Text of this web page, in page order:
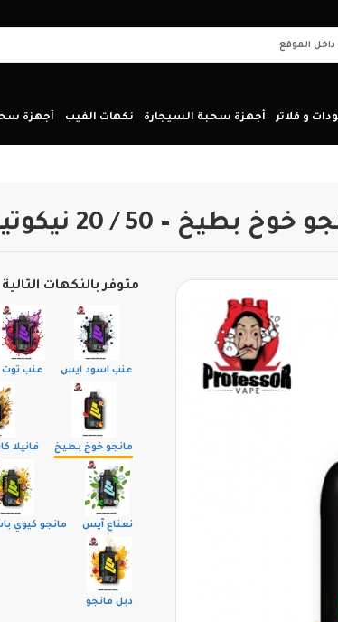
و فلاتر أجهزة سحبة السيجارة نكهات الفيب أجهزة
متوفر بالنكهات التالية
عنب اسود ايس عنب توت
مانجو خوخ بطيخ فانيلا
نعناع آيس مانجو كيوي
دبل مانجو